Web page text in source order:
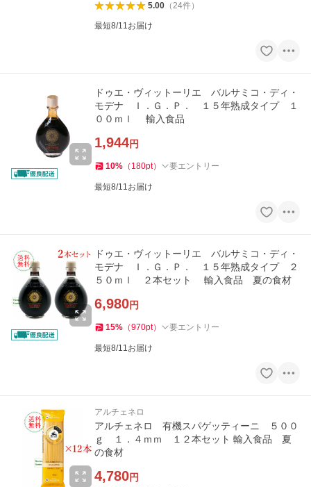
5.00（24件）
最短8/11お届け
ドゥエ・ヴィットーリエ バルサミコ・ディ・
モデナ Ｉ．Ｇ．Ｐ． １５年熟成タイプ １
００ｍｌ 輸入食品
1,944円
10% （ 180pt） 要エントリー
最短8/11お届け
ドゥエ・ヴィットーリエ バルサミコ・ディ・
モデナ Ｉ．Ｇ．Ｐ． １５年熟成タイプ ２
５０ｍｌ ２本セット 輸入食品 夏の食材
6,980円
15% （970pt） 要エントリー
最短8/11お届け
アルチェネロ
アルチェネロ 有機スパゲッティーニ ５００
ｇ １．４ｍｍ １２本セット 輸入食品 夏
の食材
4,780円